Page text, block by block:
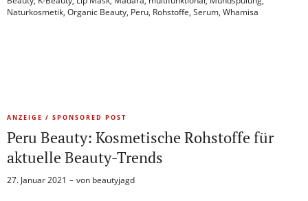
Naturkosmetik, Organic Beauty, Peru, Rohstoffe, Serum, Whamisa
ANZEIGE / SPONSORED POST
Peru Beauty: Kosmetische Rohstoffe für
aktuelle Beauty-Trends
27. Januar 2021 von beautyjagd